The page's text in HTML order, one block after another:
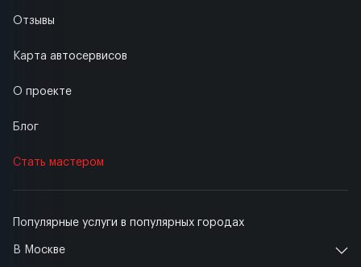
Популярные услуги в популярных городах
В Москве
Отзывы
Карта автосервисов
О проекте
Блог
Стать мастером